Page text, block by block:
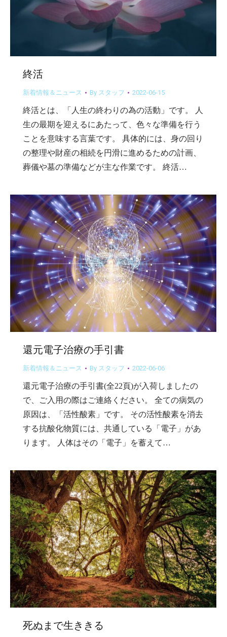
終活
新着情報＆ニュース By スタッフ 2022-06-15
終活とは、「人生の終わりの為の活動」です。 人
生の最期を迎えるにあたって、色々な準備を行う
ことを意味する言葉です。 具体的には、身の回り
の整理や財産の相続を円滑に進めるための計画、
葬儀や墓の準備などが主な作業です。 終活…
還元電子治療の手引書
新着情報＆ニュース By スタッフ 2022-06-06
還元電子治療の手引書(全22頁)が入荷しましたの
で、ご入用の際はご連絡ください。 全ての病気の
原因は、「活性酸素」です。 その活性酸素を消去
する抗酸化物質には、共通している「電子」があ
ります。 人体はその「電子」を蓄えて…
死ぬまで生ききる